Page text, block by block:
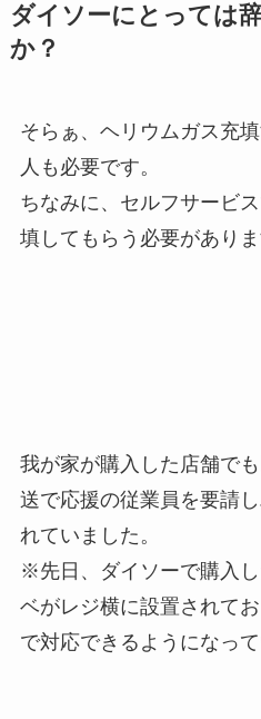
ダイソーにとっては
か？
そらぁ、ヘリウムガス充
人も必要です。
ちなみに、セルフサービ
填してもらう必要がありま
我が家が購入した店舗で
送で応援の従業員を要請
れていました。
※先日、ダイソーで購入
ベがレジ横に設置されて
で対応できるようになって